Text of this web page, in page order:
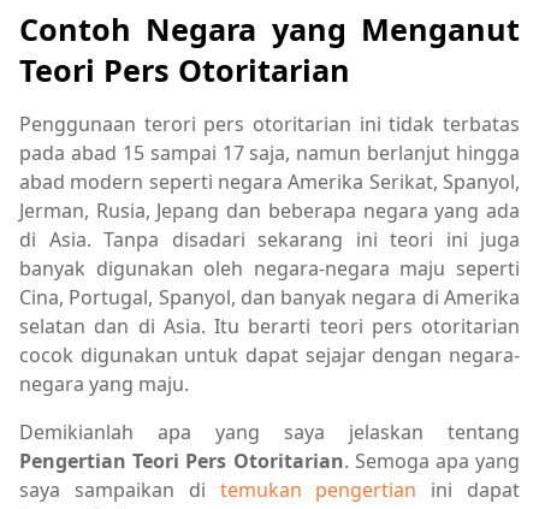
Contoh Negara yang Menganut
Teori Pers Otoritarian
Penggunaan terori pers otoritarian ini tidak terbatas
pada abad 15 sampai 17 saja, namun berlanjut hingga
abad modern seperti negara Amerika Serikat, Spanyol,
Jerman, Rusia, Jepang dan beberapa negara yang ada
di Asia. Tanpa disadari sekarang ini teori ini juga
banyak digunakan oleh negara-negara maju seperti
Cina, Portugal, Spanyol, dan banyak negara di Amerika
selatan dan di Asia. Itu berarti teori pers otoritarian
cocok digunakan untuk dapat sejajar dengan negara-
negara yang maju.
Demikianlah apa yang saya jelaskan tentang
Pengertian Teori Pers Otoritarian. Semoga apa yang
saya sampaikan di temukan pengertian ini dapat